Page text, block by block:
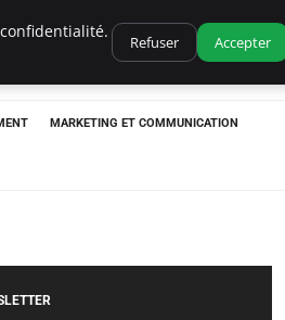
MARKETING ET COMMUNICATION
Refuser Accepter